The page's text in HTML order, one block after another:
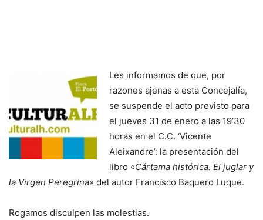
Les informamos de que, por
razones ajenas a esta Concejalía,
se suspende el acto previsto para
el jueves 31 de enero a las 19’30
horas en el C.C. ‘Vicente
Aleixandre’: la presentación del
libro «Cártama histórica. El juglar y
la Virgen Peregrina» del autor Francisco Baquero Luque.
Rogamos disculpen las molestias.